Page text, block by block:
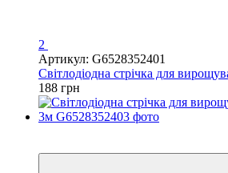
2
Артикул: G6528352401
Світлодіодна стрічка для
188 грн